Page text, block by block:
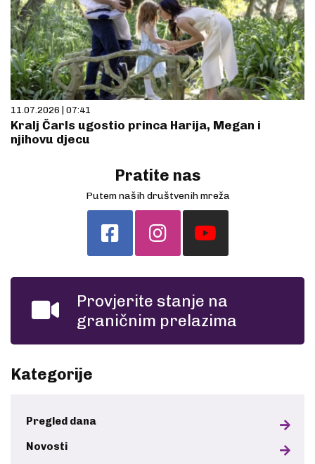
11.07.2026 | 07:41
Kralj Čarls ugostio princa Harija, Megan i
njihovu djecu
Pratite nas
Putem naših društvenih mreža
Provjerite stanje na
graničnim prelazima
Kategorije
Pregled dana
Novosti